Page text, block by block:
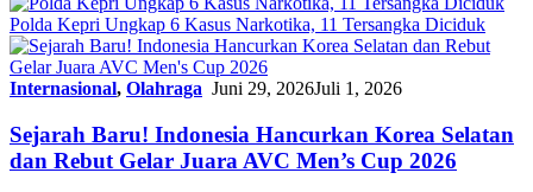
Polda Kepri Ungkap 6 Kasus Narkotika, 11 Tersangka Diciduk
Internasional, Olahraga Juni 29, 2026Juli 1, 2026
Sejarah Baru! Indonesia Hancurkan Korea Selatan
dan Rebut Gelar Juara AVC Men’s Cup 2026